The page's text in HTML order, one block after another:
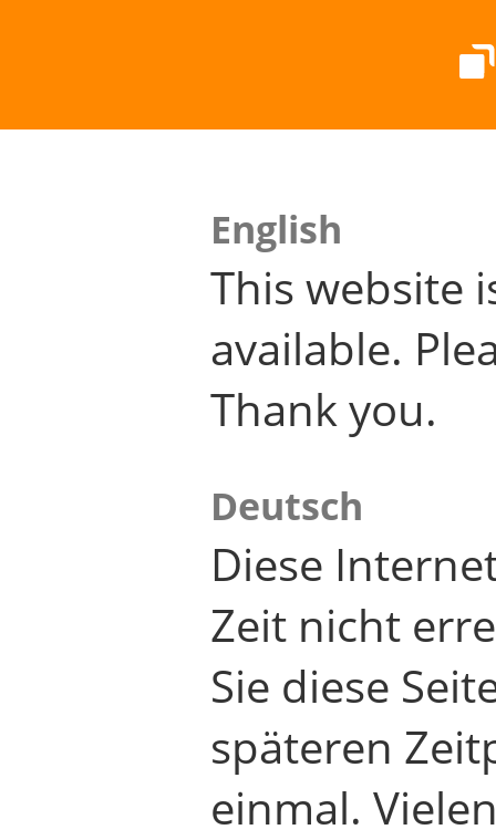
English
This website
available.
Thank you.
Deutsch
Diese
Zeit nicht
Sie diese
späteren
einmal.